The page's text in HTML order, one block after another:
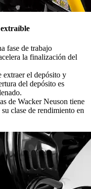
fase de trabajo
la finalización del
extraer el depósito y
del depósito es
de Wacker Neuson tiene
clase de rendimiento en